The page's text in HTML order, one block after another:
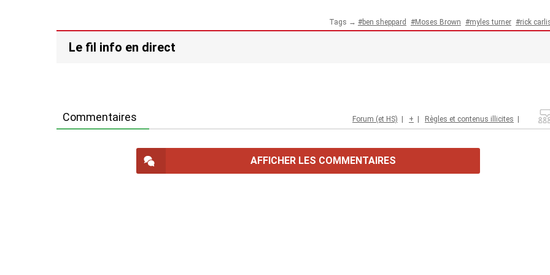
Tags → ben sheppard Moses Brown myles turner rick
Le fil info en direct
Commentaires Forum (et HS) + Règles et contenus illicites
AFFICHER LES COMMENTAIRES